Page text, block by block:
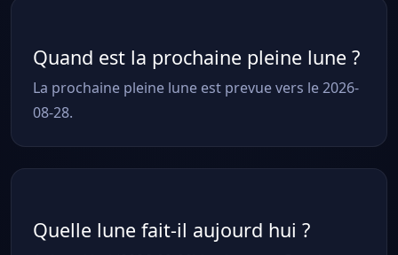
Quand est la prochaine pleine lune ?
La prochaine pleine lune est prevue vers le 2026-
08-28.
Quelle lune fait-il aujourd hui ?